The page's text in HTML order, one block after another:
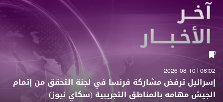
06:02 | 2026-08-10
إسرائيل ترفض مشاركة فرنسا في لجنة التحقق من إتمام
الجيش مهامه بالمناطق التجريبية (سكاي نيوز)